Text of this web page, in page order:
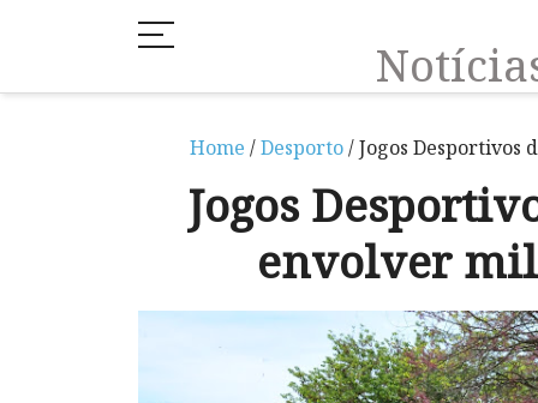
Home /Desporto/ Jogos Desportivos
Jogos
envolver